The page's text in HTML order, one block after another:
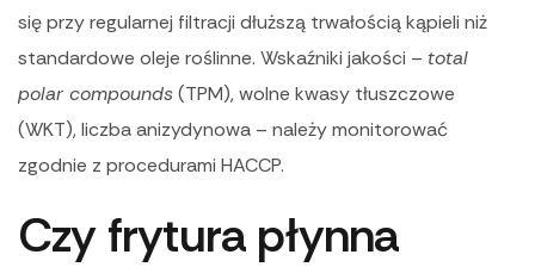
się przy regularnej filtracji dłuższą trwałością kąpieli niż
standardowe oleje roślinne. Wskaźniki jakości – total
polar compounds(TPM), wolne kwasy tłuszczowe
(WKT), liczba anizydynowa – należy monitorować
zgodnie z procedurami HACCP.
Czy frytura płynna